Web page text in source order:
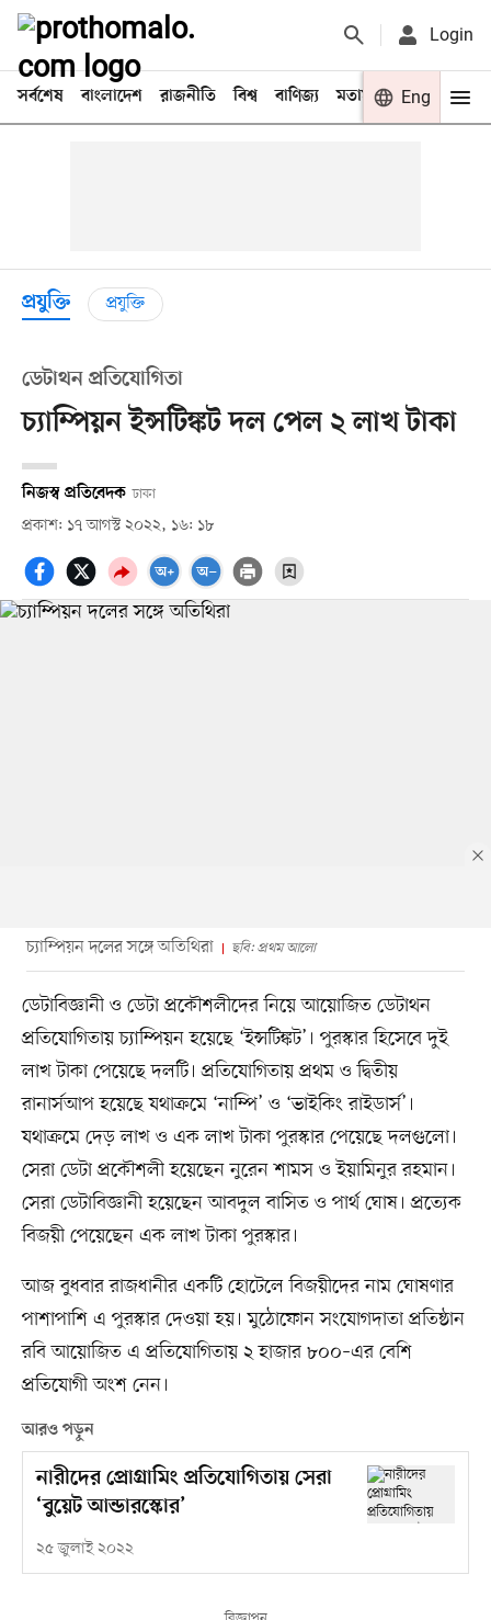
Login
সর্বশেষ বাংলাদেশ রাজনীতি বিশ্ব বাণিজ্য মতামত খেলা
Eng
প্রযুক্তি প্রযুক্তি
ডেটাথন প্রতিযোগিতা
চ্যাম্পিয়ন ইন্সটিঙ্কট দল পেল ২ লাখ টাকা
নিজস্ব প্রতিবেদক ঢাকা
প্রকাশ: ১৭ আগস্ট ২০২২, ১৬: ১৮
চ্যাম্পিয়ন দলের সঙ্গে অতিথিরা ছবি: প্রথম আলো
ডেটাবিজ্ঞানী ও ডেটা প্রকৌশলীদের নিয়ে আয়োজিত ডেটাথন
প্রতিযোগিতায় চ্যাম্পিয়ন হয়েছে ‘ইন্সটিঙ্কট’। পুরস্কার হিসেবে দুই
লাখ টাকা পেয়েছে দলটি। প্রতিযোগিতায় প্রথম ও দ্বিতীয়
রানার্সআপ হয়েছে যথাক্রমে ‘নাম্পি’ ও ‘ভাইকিং রাইডার্স’।
যথাক্রমে দেড় লাখ ও এক লাখ টাকা পুরস্কার পেয়েছে দলগুলো।
সেরা ডেটা প্রকৌশলী হয়েছেন নুরেন শামস ও ইয়ামিনুর রহমান।
সেরা ডেটাবিজ্ঞানী হয়েছেন আবদুল বাসিত ও পার্থ ঘোষ। প্রত্যেক
বিজয়ী পেয়েছেন এক লাখ টাকা পুরস্কার।
আজ বুধবার রাজধানীর একটি হোটেলে বিজয়ীদের নাম ঘোষণার
পাশাপাশি এ পুরস্কার দেওয়া হয়। মুঠোফোন সংযোগদাতা প্রতিষ্ঠান
রবি আয়োজিত এ প্রতিযোগিতায় ২ হাজার ৮০০–এর বেশি
প্রতিযোগী অংশ নেন।
আরও পড়ুন
নারীদের প্রোগ্রামিং প্রতিযোগিতায় সেরা
‘বুয়েট আন্ডারস্কোর’
২৫ জুলাই ২০২২